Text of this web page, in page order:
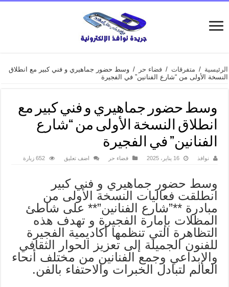
الرئيسية / متفرقات / فضاء حر / وسط حضور جماهيري و فني كبير مع انطلاق
النسخة الأولى من “شارع الفنانين” في الفجيرة
وسط حضور جماهيري و فني كبير مع
انطلاق النسخة الأولى من “شارع
الفنانين” في الفجيرة
نوافذ 16 يناير، 2025 فضاء حر اضف تعليق 652 زيارة
وسط حضور جماهيري و فني كبير
انطلقت فعاليات النسخة الأولى من
مبادرة **”شارع الفنانين”** على شاطئ
المظلات بإمارة الفجيرة و تهدف هذه
التظاهرة التي تنظمها أكاديمية الفجيرة
للفنون الجميلة إلى تعزيز الحوار الثقافي
والإبداعي وجمع الفنانين من مختلف أنحاء
العالم لتبادل الخبرات والاحتفاء بالفن.